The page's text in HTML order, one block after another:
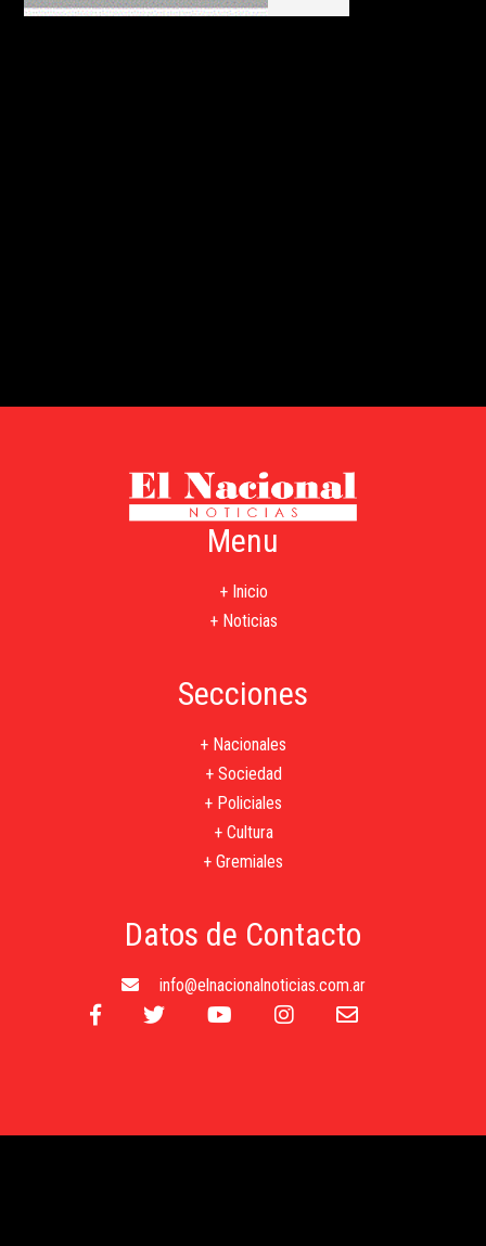
Menu
+ Inicio
+ Noticias
Secciones
+ Nacionales
+ Sociedad
+ Policiales
+ Cultura
+ Gremiales
Datos de Contacto
info@elnacionalnoticias.com.ar